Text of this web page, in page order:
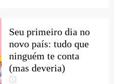
Seu primeiro dia no
novo país: tudo que
ninguém te conta
(mas deveria)